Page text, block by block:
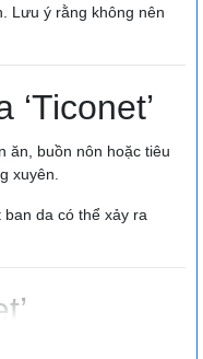
Lưu ý rằng không nên
ăn, buồn nôn hoặc tiêu
xuyên.
da có thể xảy ra